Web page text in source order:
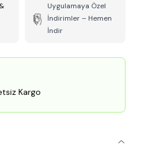
Uygulamaya Özel
İndirimler – Hemen
İndir
Kargo